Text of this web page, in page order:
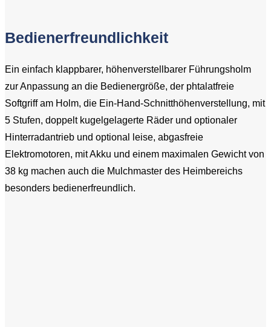
Bedienerfreundlichkeit
Ein einfach klappbarer, höhenverstellbarer Führungsholm
zur Anpassung an die Bedienergröße, der phtalatfreie
Softgriff am Holm, die Ein-Hand-Schnitthöhenverstellung, mit
5 Stufen, doppelt kugelgelagerte Räder und optionaler
Hinterradantrieb und optional leise, abgasfreie
Elektromotoren, mit Akku und einem maximalen Gewicht von
38 kg machen auch die Mulchmaster des Heimbereichs
besonders bedienerfreundlich.